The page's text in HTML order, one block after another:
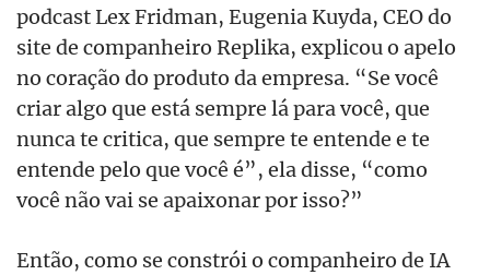
podcast Lex Fridman, Eugenia Kuyda, CEO do
site de companheiro Replika, explicou o apelo
no coração do produto da empresa. “Se você
criar algo que está sempre lá para você, que
nunca te critica, que sempre te entende e te
entende pelo que você é”, ela disse, “como
você não vai se apaixonar por isso?”
Então, como se constrói o companheiro de IA